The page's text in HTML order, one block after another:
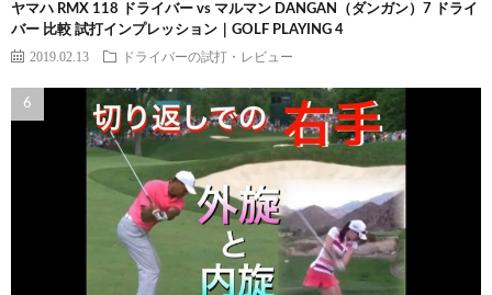
ヤマハ RMX 118 ドライバー vs マルマン DANGAN（ダンガン）7 ドライ
バー 比較 試打インプレッション｜GOLF PLAYING 4
2019.02.13 ドライバーの試打・レビュー